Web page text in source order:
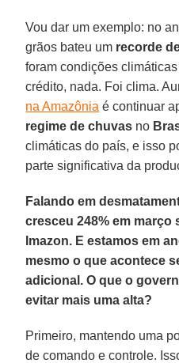
Vou dar um exemplo: no
grãos bateu um recorde
foram condições
crédito, nada. Foi clima.
na Amazônia é continuar
regime de chuvas no
climáticas do país, e isso
parte significativa da
Falando em
cresceu 248% em
Imazon. E estamos em
mesmo o que acontece
adicional. O que o
evitar mais uma alta?
Primeiro, mantendo uma
de comando e controle.